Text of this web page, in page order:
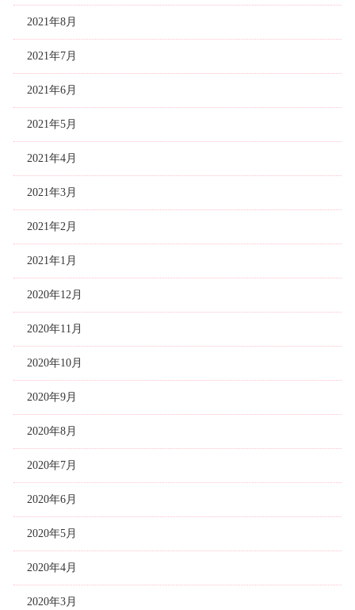
2021年8月
2021年7月
2021年6月
2021年5月
2021年4月
2021年3月
2021年2月
2021年1月
2020年12月
2020年11月
2020年10月
2020年9月
2020年8月
2020年7月
2020年6月
2020年5月
2020年4月
2020年3月